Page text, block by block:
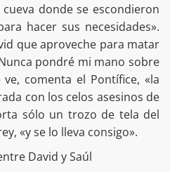
donde se escondieron
hacer sus necesidades».
que aproveche para matar
pondré mi mano sobre
comenta el Pontífice, «la
con los celos asesinos de
sólo un trozo de tela del
«y se lo lleva consigo».
David y Saúl